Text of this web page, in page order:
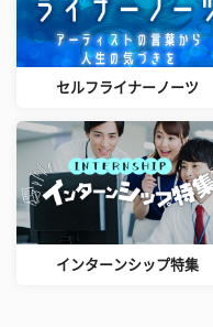
セルフライナーノーツ
インターンシップ特集